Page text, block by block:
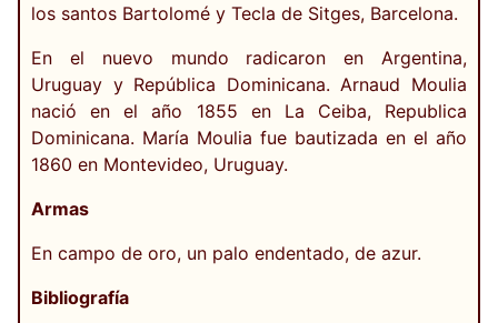
los santos Bartolomé y Tecla de Sitges, Barcelona.
En el nuevo mundo radicaron en Argentina,
Uruguay y República Dominicana. Arnaud Moulia
nació en el año 1855 en La Ceiba, Republica
Dominicana. María Moulia fue bautizada en el año
1860 en Montevideo, Uruguay.
Armas
En campo de oro, un palo endentado, de azur.
Bibliografía